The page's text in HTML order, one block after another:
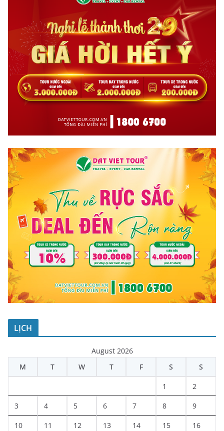
LỊCH
August 2026
M
T W T F S S
1 2
3 4 5 6 7 8 9
10 11 12 13 14 15 16